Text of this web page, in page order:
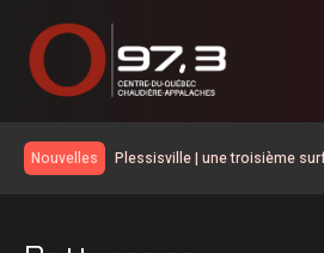
Nouvelles
Plessisville | une troisième